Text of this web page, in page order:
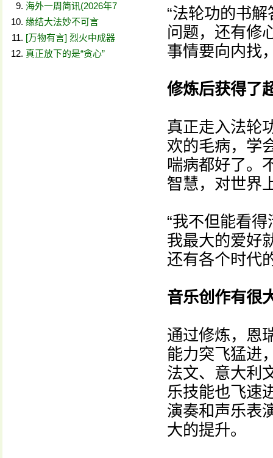
海外一周简讯(2026年7
缘结大法妙不可言
[万物有言] 烈火中成器
真正放下的是“贪心”
“法轮功的书
问题，还有修
事情要向内找
修炼后获得了
真正走入法轮
欢的毛病，学
喘病都好了。
智慧，对世界
“我不但能看
我最大的爱好
还有各个时代
音乐创作有很
通过修炼，恩
能力突飞猛进
法文、意大利
乐技能也飞速
演奏和声乐表
大的提升。